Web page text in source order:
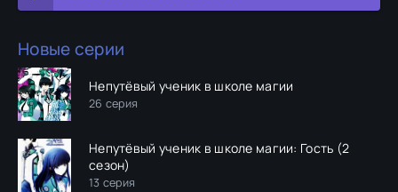
Новые серии
Непутёвый ученик в школе магии
26 серия
Непутёвый ученик в школе магии: Гость (2
сезон)
13 серия